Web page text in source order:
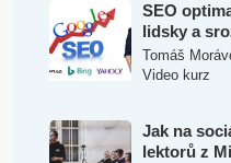
SEO
lidsky a
Tomáš
Video kurz
Jak na
lektorů z